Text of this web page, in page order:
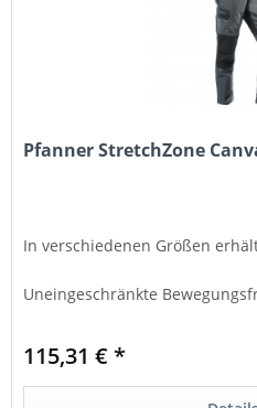
Pfanner StretchZone
In verschiedenen Größen
Uneingeschränkte
115,31 € *